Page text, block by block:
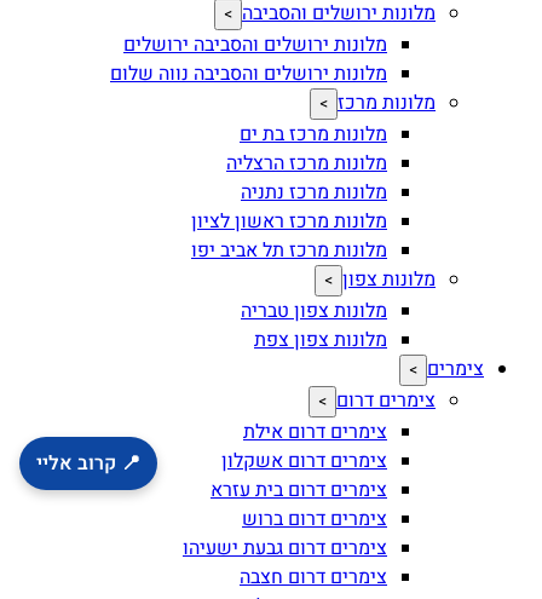
מלונות ירושלים והסביבה >
מלונות ירושלים והסביבה ירושלים
מלונות ירושלים והסביבה נווה שלום
מלונות מרכז >
מלונות מרכז בת ים
מלונות מרכז הרצליה
מלונות מרכז נתניה
מלונות מרכז ראשון לציון
מלונות מרכז תל אביב יפו
מלונות צפון >
מלונות צפון טבריה
מלונות צפון צפת
צימרים >
צימרים דרום >
צימרים דרום אילת
צימרים דרום אשקלון
צימרים דרום בית עזרא
צימרים דרום ברוש
צימרים דרום גבעת ישעיהו
צימרים דרום חצבה
📍 קרוב אליי